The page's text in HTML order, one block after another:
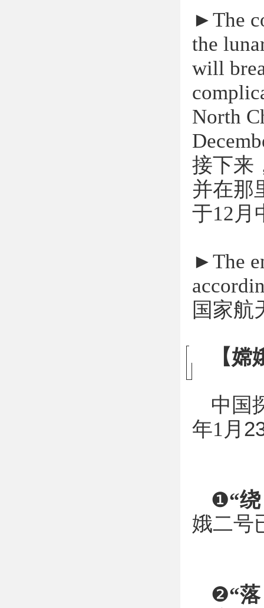
►The
the
will
North
接下来
并在那
于12月
►The
国家航
【
中国
年1 月
❶“绕
娥二号
❷“落